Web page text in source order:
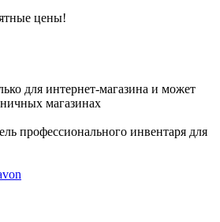
цены!
для интернет-магазина и может
магазинах
профессионального инвентаря для